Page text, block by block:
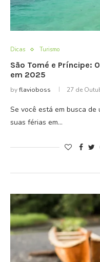
Dicas Turismo
São Tomé e Príncipe:
em 2025
byflavioboss 27 de
Se você está em busca
suas férias em…